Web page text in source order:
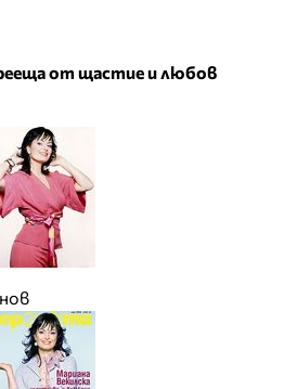
от щастие и любов